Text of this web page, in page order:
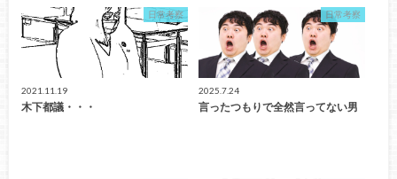
日常考察
2021.11.19
木下都議・・・
日常考察
2025.7.24
言ったつもりで全然言ってない男